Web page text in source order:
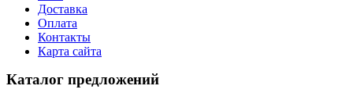
Доставка
Оплата
Контакты
Карта сайта
Каталог предложений